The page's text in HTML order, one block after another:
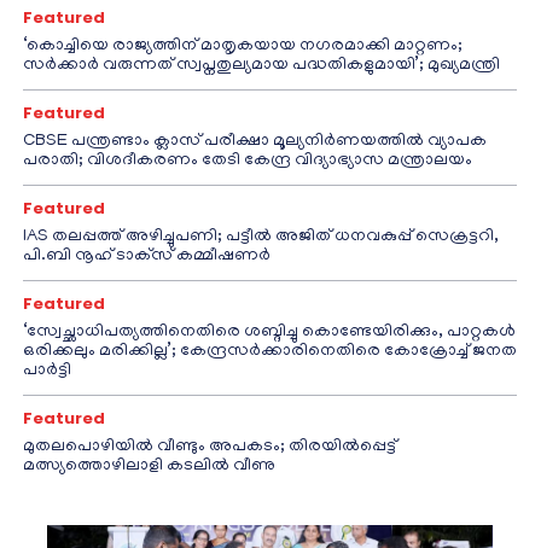
Featured
‘കൊച്ചിയെ രാജ്യത്തിന് മാതൃകയായ നഗരമാക്കി മാറ്റണം;
സർക്കാർ വരുന്നത് സ്വപ്നതുല്യമായ പദ്ധതികളുമായി’; മുഖ്യമന്ത്രി
Featured
CBSE പന്ത്രണ്ടാം ക്ലാസ് പരീക്ഷാ മൂല്യനിർണയത്തിൽ വ്യാപക
പരാതി; വിശദീകരണം തേടി കേന്ദ്ര വിദ്യാഭ്യാസ മന്ത്രാലയം
Featured
IAS തലപ്പത്ത് അഴിച്ചുപണി; പട്ടീല്‍ അജിത് ധനവകുപ്പ് സെക്രട്ടറി,
പി.ബി നൂഹ് ടാക്‌സ് കമ്മീഷണര്‍
Featured
‘സ്വേച്ഛാധിപത്യത്തിനെതിരെ ശബ്ദിച്ചു കൊണ്ടേയിരിക്കും, പാറ്റകൾ
ഒരിക്കലും മരിക്കില്ല’; കേന്ദ്രസർക്കാരിനെതിരെ കോക്രോച്ച് ജനത
പാർട്ടി
Featured
മുതലപൊഴിയിൽ വീണ്ടും അപകടം; തിരയിൽപ്പെട്ട്
മത്സ്യത്തൊഴിലാളി കടലിൽ വീണു